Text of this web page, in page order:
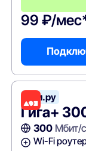
99 ₽/
Дом.ру
Гига+
300Мбит/с
Wi-Fi